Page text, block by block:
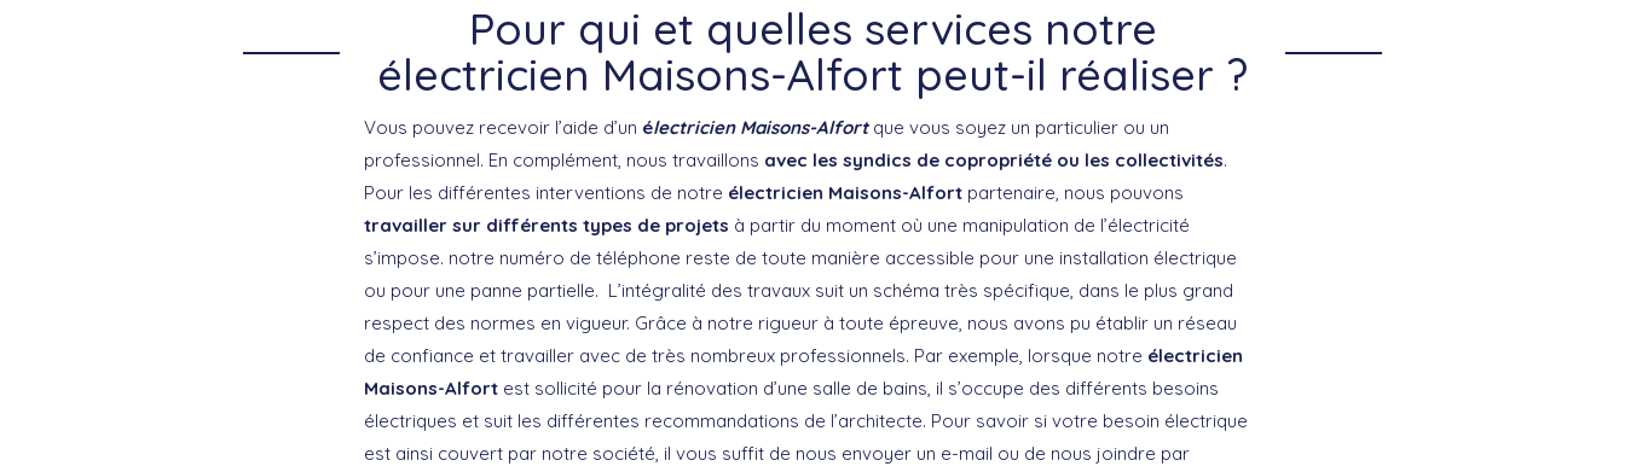
Pour qui et quelles services notre
électricien Maisons-Alfort peut-il réaliser ?
Vous pouvez recevoir l’aide d’un électricien Maisons-Alfortque vous soyez un particulier ou un
professionnel. En complément, nous travaillons avec les syndics de copropriété ou les collectivités.
Pour les différentes interventions de notre électricien Maisons-Alfort partenaire, nous pouvons
travailler sur différents types de projets à partir du moment où une manipulation de l’électricité
s’impose. notre numéro de téléphone reste de toute manière accessible pour une installation électrique
ou pour une panne partielle. L’intégralité des travaux suit un schéma très spécifique, dans le plus grand
respect des normes en vigueur. Grâce à notre rigueur à toute épreuve, nous avons pu établir un réseau
de confiance et travailler avec de très nombreux professionnels. Par exemple, lorsque notre électricien
Maisons-Alfort est sollicité pour la rénovation d’une salle de bains, il s’occupe des différents besoins
électriques et suit les différentes recommandations de l’architecte. Pour savoir si votre besoin électrique
est ainsi couvert par notre société, il vous suffit de nous envoyer un e-mail ou de nous joindre par